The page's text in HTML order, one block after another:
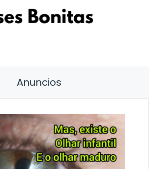
Anuncios